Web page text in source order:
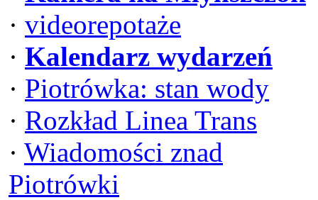
· videorepotaże
· Kalendarz wydarzeń
· Piotrówka: stan wody
· Rozkład Linea Trans
· Wiadomości znad
Piotrówki